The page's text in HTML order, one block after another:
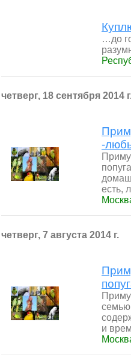
…до
четверг, 18 сентября 2014
-
Приму
есть,
четверг, 7 августа 2014 г.
и